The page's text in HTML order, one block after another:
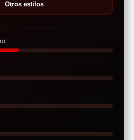
Otros estilos